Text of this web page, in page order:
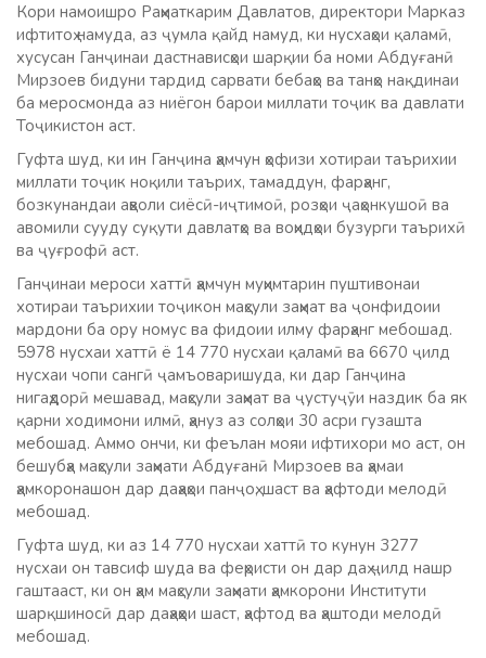
Кори намоишро Раҳматкарим Давлатов, директори Марказ
ифтитоҳ намуда, аз ҷумла қайд намуд, ки нусхаҳои қаламӣ,
хусусан Ганҷинаи дастнависҳои шарқии ба номи Абдуғанӣ
Мирзоев бидуни тардид сарвати бебаҳо ва танҳо нақдинаи
ба меросмонда аз ниёгон барои миллати тоҷик ва давлати
Тоҷикистон аст.
Гуфта шуд, ки ин Ганҷина ҳамчун ҳофизи хотираи таърихии
миллати тоҷик ноқили таърих, тамаддун, фарҳанг,
бозкунандаи аҳволи сиёсӣ-иҷтимоӣ, розҳои ҷаҳонкушоӣ ва
авомили сууду суқути давлатҳо ва воҳидҳои бузурги таърихӣ
ва ҷуғрофӣ аст.
Ганҷинаи мероси хаттӣ ҳамчун муҳимтарин пуштивонаи
хотираи таърихии тоҷикон маҳсули заҳмат ва ҷонфидоии
мардони ба ору номус ва фидоии илму фарҳанг мебошад.
5978 нусхаи хаттӣ ё 14 770 нусхаи қаламӣ ва 6670 ҷилд
нусхаи чопи сангӣ ҷамъоваришуда, ки дар Ганҷина
нигаҳдорӣ мешавад, маҳсули заҳмат ва ҷустуҷӯи наздик ба як
қарни ходимони илмӣ, ҳануз аз солҳои 30 асри гузашта
мебошад. Аммо ончи, ки феълан мояи ифтихори мо аст, он
бешубҳа маҳсули заҳмати Абдуғанӣ Мирзоев ва ҳамаи
ҳамкоронашон дар даҳаҳои панҷоҳ, шаст ва ҳафтоди мелодӣ
мебошад.
Гуфта шуд, ки аз 14 770 нусхаи хаттӣ то кунун 3277
нусхаи он тавсиф шуда ва феҳристи он дар даҳ ҷилд нашр
гаштааст, ки он ҳам маҳсули заҳмати ҳамкорони Институти
шарқшиносӣ дар даҳаҳҳои шаст, ҳафтод ва ҳаштоди мелодӣ
мебошад.